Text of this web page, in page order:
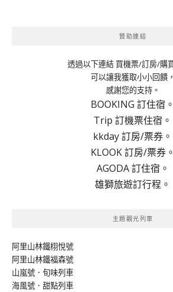
贊助連結
透過以下連結 買機票/訂房/購
可以讓我獲取小小回饋，
感謝您的支持。
BOOKING 訂住宿。
Trip 訂機票住宿。
kkday 訂房/票券。
KLOOK 訂房/票券。
AGODA 訂住宿。
雄獅旅遊訂行程。
主題觀光列車
阿里山林鐵栩悅號
阿里山林鐵福森號
山嵐號．旬味列車
海風號．甜點列車